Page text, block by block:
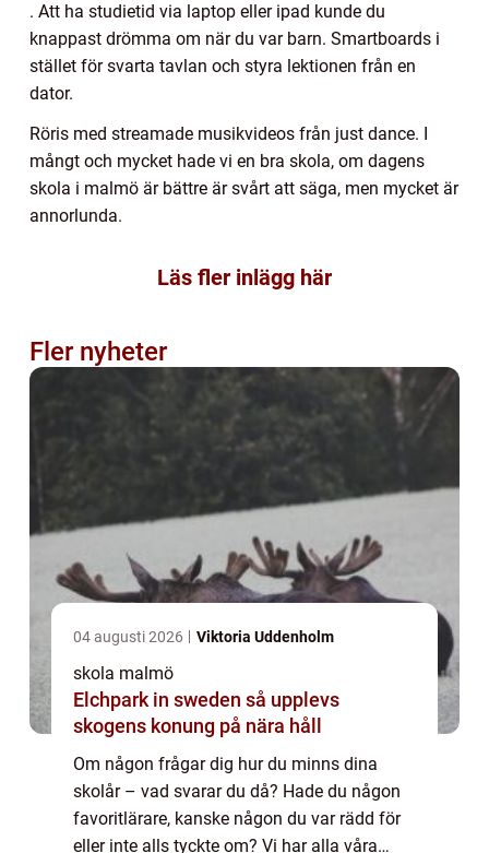
. Att ha studietid via laptop eller ipad kunde du
knappast drömma om när du var barn. Smartboards i
stället för svarta tavlan och styra lektionen från en
dator.
Röris med streamade musikvideos från just dance. I
mångt och mycket hade vi en bra skola, om dagens
skola i malmö är bättre är svårt att säga, men mycket är
annorlunda.
Läs fler inlägg här
Fler nyheter
04 augusti 2026 Viktoria Uddenholm
skola malmö
Elchpark in sweden så upplevs
skogens konung på nära håll
Om någon frågar dig hur du minns dina
skolår – vad svarar du då? Hade du någon
favoritlärare, kanske någon du var rädd för
eller inte alls tyckte om? Vi har alla våra